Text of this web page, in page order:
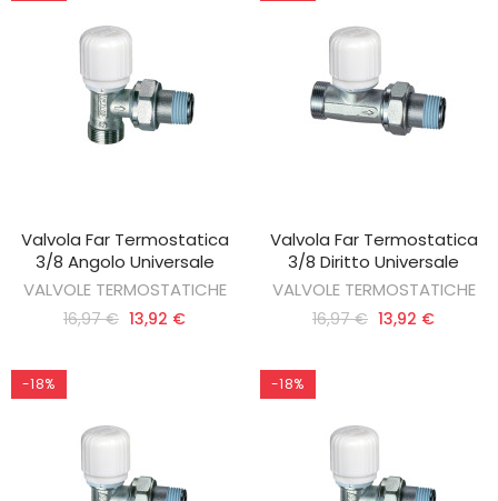
AGGIUNGI AL CARRELLO
Valvola Far Termostatica
3/8 Angolo Universale
VALVOLE TERMOSTATICHE
16,97 € 13,92 €
AGGIUNGI AL CARRELLO
Valvola Far Termostatica
3/8 Diritto Universale
VALVOLE TERMOSTATICHE
16,97 € 13,92 €
-18% -18%